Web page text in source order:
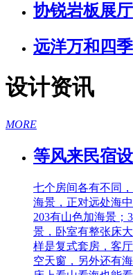
协锐岩板展厅
远洋万和四季
设计资讯
MORE
等风来民宿
七个房间各有不同
海景，正对远处海
203有山色加海景；
景，卧室有整张床
样是复式套房，客
空天窗，另外还有